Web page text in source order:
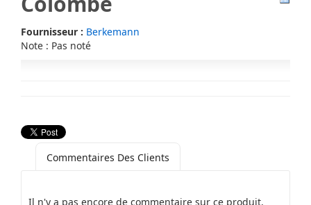
Fournisseur : Berkemann
Note : Pas noté
Commentaires Des Clients
Il n'y a pas encore de commentaire sur ce produit.